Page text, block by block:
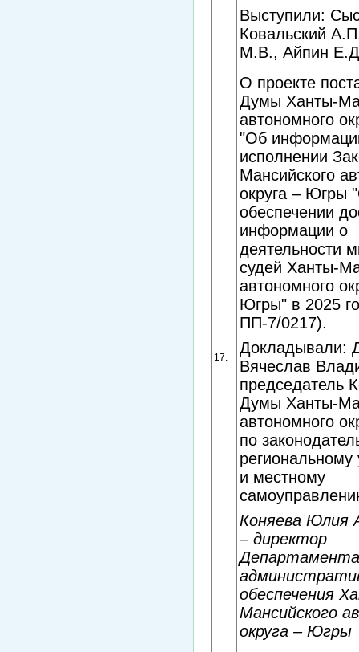
Выступили:
Ковальский
М.В., Айпин
17.
О проекте
Думы Ханты-
автономного
"Об
исполнении
Мансийского
округа – Югры
обеспечении
информации о
деятельности
судей Ханты-
автономного
Югры" в 2025
ПП-7/0217).
Докладывали:
Вячеслав
председатель
Думы Ханты-
автономного
по
региональному
и местному
Коняева Юлия
– директор
Департамента
обеспечения
Мансийского
округа – Югры